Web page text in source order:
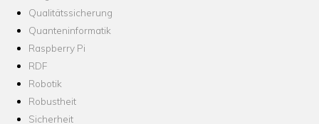
Qualitätssicherung
Quanteninformatik
Raspberry Pi
RDF
Robotik
Robustheit
Sicherheit